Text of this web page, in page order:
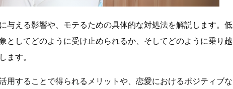
与える影響や、モテるための具体的な対処法を解説します。低
としてどのように受け止められるか、そしてどのように乗り越
ます。
用することで得られるメリットや、恋愛におけるポジティブな